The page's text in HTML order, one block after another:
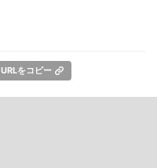
URLをコピー